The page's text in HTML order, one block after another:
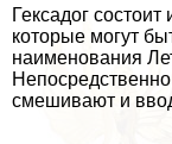
Гексадог
которые могут
наименования
смешивают и